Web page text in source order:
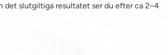
det slutgiltiga resultatet ser du efter ca 2–4